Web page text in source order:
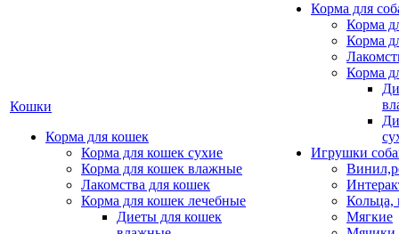
Кошки
Корма для кошек
Корма для кошек сухие
Корма для кошек влажные
Лакомства для кошек
Корма для кошек лечебные
Диеты для кошек
Корма для
Корма
Корма
Корма
Игрушки
Кольца,
Мягкие